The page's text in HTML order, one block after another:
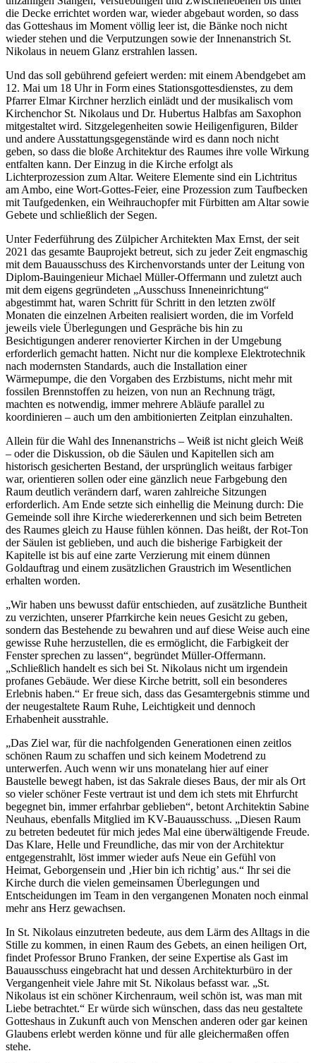
die Decke errichtet worden war, wieder abgebaut worden, so dass
das Gotteshaus im Moment völlig leer ist, die Bänke noch nicht
wieder stehen und die Verputzungen sowie der Innenanstrich St.
Nikolaus in neuem Glanz erstrahlen lassen.
Und das soll gebührend gefeiert werden: mit einem Abendgebet am
12. Mai um 18 Uhr in Form eines Stationsgottesdienstes, zu dem
Pfarrer Elmar Kirchner herzlich einlädt und der musikalisch vom
Kirchenchor St. Nikolaus und Dr. Hubertus Halbfas am Saxophon
mitgestaltet wird. Sitzgelegenheiten sowie Heiligenfiguren, Bilder
und andere Ausstattungsgegenstände wird es dann noch nicht
geben, so dass die bloße Architektur des Raumes ihre volle Wirkung
entfalten kann. Der Einzug in die Kirche erfolgt als
Lichterprozession zum Altar. Weitere Elemente sind ein Lichtritus
am Ambo, eine Wort-Gottes-Feier, eine Prozession zum Taufbecken
mit Taufgedenken, ein Weihrauchopfer mit Fürbitten am Altar sowie
Gebete und schließlich der Segen.
Unter Federführung des Zülpicher Architekten Max Ernst, der seit
2021 das gesamte Bauprojekt betreut, sich zu jeder Zeit engmaschig
mit dem Bauausschuss des Kirchenvorstands unter der Leitung von
Diplom-Bauingenieur Michael Müller-Offermann und zuletzt auch
mit dem eigens gegründeten „Ausschuss Inneneinrichtung“
abgestimmt hat, waren Schritt für Schritt in den letzten zwölf
Monaten die einzelnen Arbeiten realisiert worden, die im Vorfeld
jeweils viele Überlegungen und Gespräche bis hin zu
Besichtigungen anderer renovierter Kirchen in der Umgebung
erforderlich gemacht hatten. Nicht nur die komplexe Elektrotechnik
nach modernsten Standards, auch die Installation einer
Wärmepumpe, die den Vorgaben des Erzbistums, nicht mehr mit
fossilen Brennstoffen zu heizen, von nun an Rechnung trägt,
machten es notwendig, immer mehrere Abläufe parallel zu
koordinieren – auch um den ambitionierten Zeitplan einzuhalten.
Allein für die Wahl des Innenanstrichs – Weiß ist nicht gleich Weiß
– oder die Diskussion, ob die Säulen und Kapitellen sich am
historisch gesicherten Bestand, der ursprünglich weitaus farbiger
war, orientieren sollen oder eine gänzlich neue Farbgebung den
Raum deutlich verändern darf, waren zahlreiche Sitzungen
erforderlich. Am Ende setzte sich einhellig die Meinung durch: Die
Gemeinde soll ihre Kirche wiedererkennen und sich beim Betreten
des Raumes gleich zu Hause fühlen können. Das heißt, der Rot-Ton
der Säulen ist geblieben, und auch die bisherige Farbigkeit der
Kapitelle ist bis auf eine zarte Verzierung mit einem dünnen
Goldauftrag und einem zusätzlichen Graustrich im Wesentlichen
erhalten worden.
„Wir haben uns bewusst dafür entschieden, auf zusätzliche Buntheit
zu verzichten, unserer Pfarrkirche kein neues Gesicht zu geben,
sondern das Bestehende zu bewahren und auf diese Weise auch eine
gewisse Ruhe herzustellen, die es ermöglicht, die Farbigkeit der
Fenster sprechen zu lassen“, begründet Müller-Offermann.
„Schließlich handelt es sich bei St. Nikolaus nicht um irgendein
profanes Gebäude. Wer diese Kirche betritt, soll ein besonderes
Erlebnis haben.“ Er freue sich, dass das Gesamtergebnis stimme und
der neugestaltete Raum Ruhe, Leichtigkeit und dennoch
Erhabenheit ausstrahle.
„Das Ziel war, für die nachfolgenden Generationen einen zeitlos
schönen Raum zu schaffen und sich keinem Modetrend zu
unterwerfen. Auch wenn wir uns monatelang hier auf einer
Baustelle bewegt haben, ist das Sakrale dieses Baus, der mir als Ort
so vieler schöner Feste vertraut ist und dem ich stets mit Ehrfurcht
begegnet bin, immer erfahrbar geblieben“, betont Architektin Sabine
Neuhaus, ebenfalls Mitglied im KV-Bauausschuss. „Diesen Raum
zu betreten bedeutet für mich jedes Mal eine überwältigende Freude.
Das Klare, Helle und Freundliche, das mir von der Architektur
entgegenstrahlt, löst immer wieder aufs Neue ein Gefühl von
Heimat, Geborgensein und ‚Hier bin ich richtig’ aus.“ Ihr sei die
Kirche durch die vielen gemeinsamen Überlegungen und
Entscheidungen im Team in den vergangenen Monaten noch einmal
mehr ans Herz gewachsen.
In St. Nikolaus einzutreten bedeute, aus dem Lärm des Alltags in die
Stille zu kommen, in einen Raum des Gebets, an einen heiligen Ort,
findet Professor Bruno Franken, der seine Expertise als Gast im
Bauausschuss eingebracht hat und dessen Architekturbüro in der
Vergangenheit viele Jahre mit St. Nikolaus befasst war. „St.
Nikolaus ist ein schöner Kirchenraum, weil schön ist, was man mit
Liebe betrachtet.“ Er würde sich wünschen, dass das neu gestaltete
Gotteshaus in Zukunft auch von Menschen anderen oder gar keinen
Glaubens erlebt werden könne und für alle gleichermaßen offen
stehe.